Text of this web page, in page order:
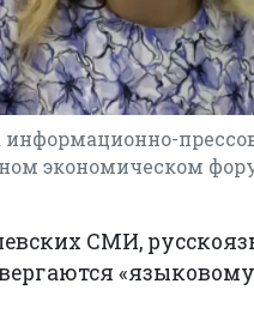
информационно-
экономическом
СМИ,